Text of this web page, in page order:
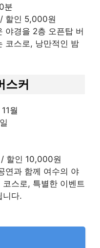
분
할인 5,000원
야경을 2층 오픈탑 버
코스로, 낭만적인 밤
스커
월
할인 10,000원
연과 함께 여수의 야
스로, 특별한 이벤트
니다.